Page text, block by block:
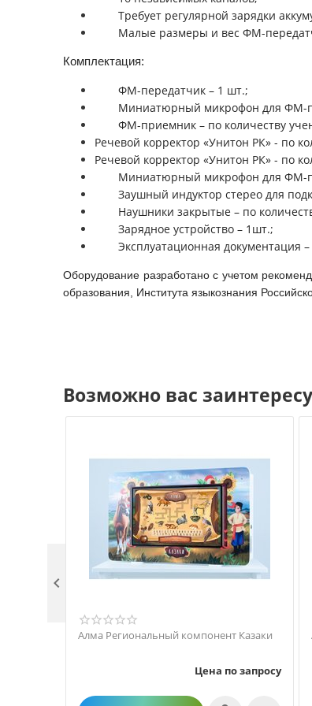
Требует регулярной зарядки
Малые размеры и вес ФМ-
Комплектация:
ФМ-передатчик – 1 шт.;
Миниатюрный микрофон для ФМ-
ФМ-приемник – по количеству
Речевой корректор «Унитон РК» - по
Речевой корректор «Унитон РК» - по
Миниатюрный микрофон для ФМ-
Заушный индуктор стерео для
Наушники закрытые – по
Зарядное устройство – 1шт.;
Эксплуатационная документация
Оборудование разработано с учетом
образования, Института языкознания
Возможно вас
Алма Региональный компонент Казаки
Цена по запросу
